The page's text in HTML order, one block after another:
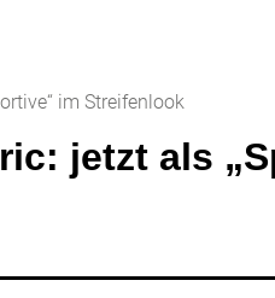
im Streifenlook
jetzt als